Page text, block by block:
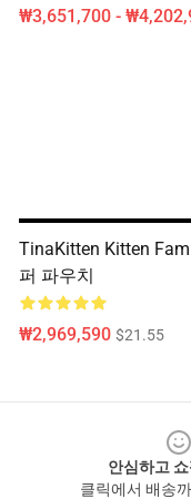
₩3,651,700 -
TinaKitten Kitten
퍼 파우치
₩2,969,590 $21.55
안심하고
클릭에서 배송